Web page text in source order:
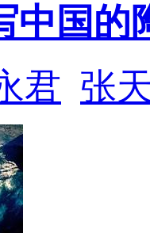
中国的
君 张